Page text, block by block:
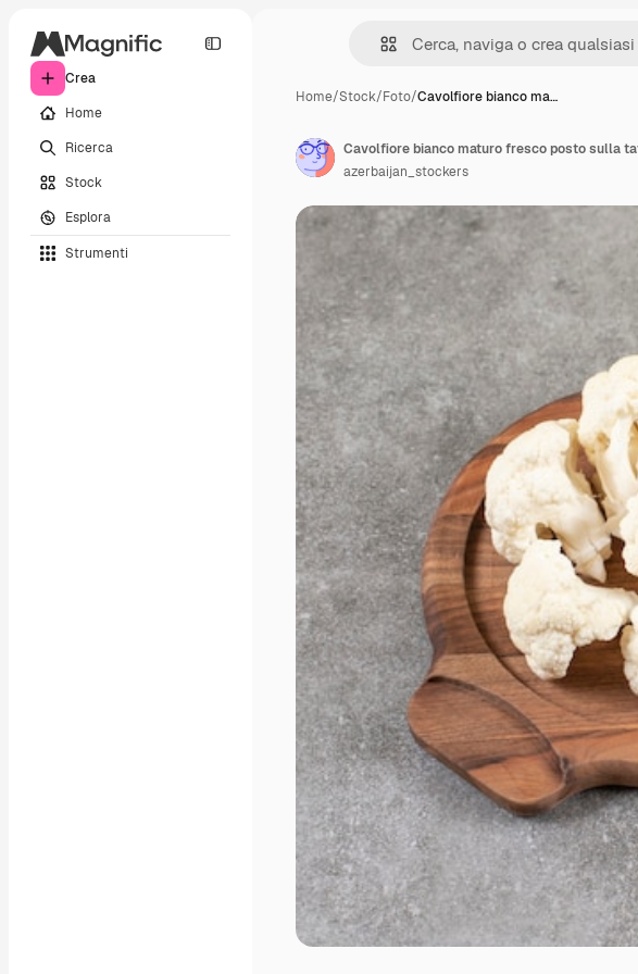
Crea
Home
Ricerca
Stock
Esplora
Strumenti
Home/Stock/Foto/Cavolfiore bianco ma…
Cavolfiore bianco maturo fresco posto sulla
azerbaijan_stockers